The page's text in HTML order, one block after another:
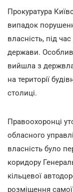
Прокуратура
випадок
власність, під
держави.
вийшла з
на території
столиці.
Правоохоронці
обласного
власність було
коридору
кільцевої
розміщення